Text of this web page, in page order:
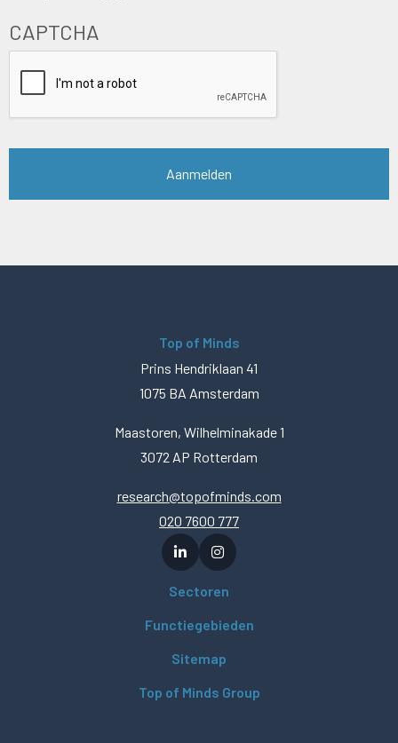
CAPTCHA
Top of Minds
Prins Hendriklaan 41
1075 BA Amsterdam
Maastoren, Wilhelminakade 1
3072 AP Rotterdam
research@topofminds.com
020 7600 777
Sectoren
Functiegebieden
Sitemap
Top of Minds Group